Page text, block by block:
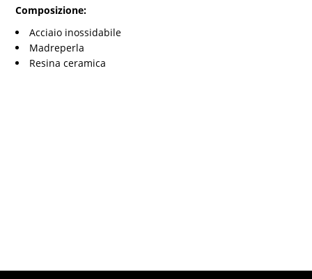
Composizione:
Acciaio inossidabile
Madreperla
Resina ceramica